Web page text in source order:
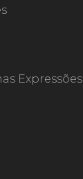
Expressões